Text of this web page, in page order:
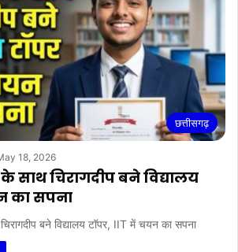
छत्तीसगढ़
18, 2026
साथ चिरागदीप बने विद्यालय
का सपना
बने विद्यालय टॉपर, IIT में चयन का सपना